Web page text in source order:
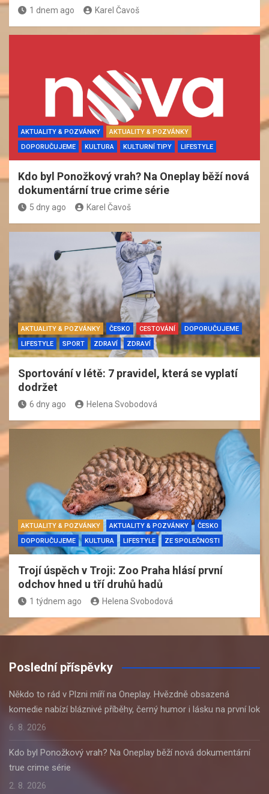
1 dnem ago Karel Čavoš
AKTUALITY & POZVÁNKY
AKTUALITY & POZVÁNKY
DOPORUČUJEME
KULTURA KULTURNÍ TIPY LIFESTYLE
Kdo byl Ponožkový vrah? Na Oneplay běží nová
dokumentární true crime série
5 dny ago Karel Čavoš
AKTUALITY & POZVÁNKY ČESKO CESTOVÁNÍ
DOPORUČUJEME
LIFESTYLE
SPORT ZDRAVÍ ZDRAVÍ
Sportování v létě: 7 pravidel, která se vyplatí
dodržet
6 dny ago Helena Svobodová
AKTUALITY & POZVÁNKY AKTUALITY & POZVÁNKY
ČESKO
DOPORUČUJEME
KULTURA LIFESTYLE ZE SPOLEČNOSTI
Trojí úspěch v Troji: Zoo Praha hlásí první
odchov hned u tří druhů hadů
1 týdnem ago Helena Svobodová
Poslední příspěvky
Někdo to rád v Plzni míří na Oneplay. Hvězdně obsazená
komedie nabízí bláznivé příběhy, černý humor i lásku na první lok
6. 8. 2026
Kdo byl Ponožkový vrah? Na Oneplay běží nová dokumentární
true crime série
2. 8. 2026